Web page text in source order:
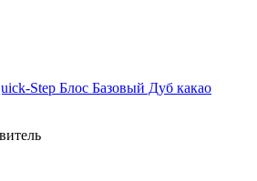
Step Блос Базовый Дуб какао